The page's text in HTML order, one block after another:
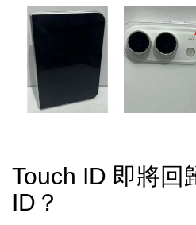
Touch ID 即將回
ID？